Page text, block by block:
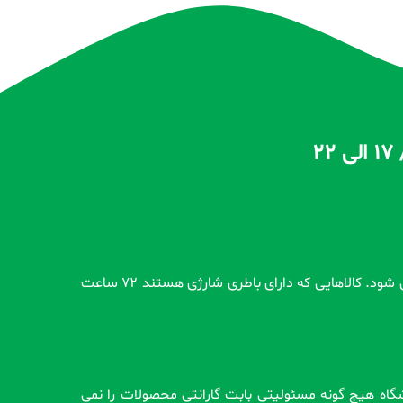
تمام محصولات بدون گارانتی قبل از اضافه شدن در سایت و بعد از ثبت سفارش مشتری کاملاً تست و از سلامت محصول اطمینان حاصل می شود. کالاهایی که دارای باطری شارژی هستند 72 ساعت
هیچ گونه مسئولیتی بابت گارانتی محصولات را نمی